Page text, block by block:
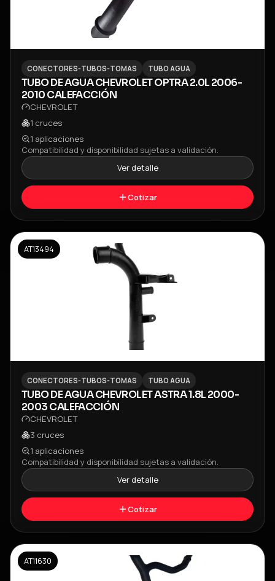
CONECTORES-TUBOS-TOMAS TUBO AGUA
TUBO DE AGUA CHEVROLET OPTRA 2.0L 2006-
2010 CALEFACCIÓN
CHEVROLET
1 cruces
1 aplicaciones
Compatibilidad y disponibilidad sujetas a validación.
Ver detalle
Cotizar
AT13494
CONECTORES-TUBOS-TOMAS TUBO AGUA
TUBO DE AGUA CHEVROLET ASTRA 1.8L 2000-
2003 CALEFACCIÓN
CHEVROLET
3 cruces
1 aplicaciones
Compatibilidad y disponibilidad sujetas a validación.
Ver detalle
Cotizar
AT11630